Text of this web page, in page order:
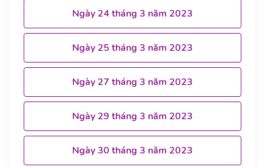
Ngày 24 tháng 3 năm 2023
Ngày 25 tháng 3 năm 2023
Ngày 27 tháng 3 năm 2023
Ngày 29 tháng 3 năm 2023
Ngày 30 tháng 3 năm 2023